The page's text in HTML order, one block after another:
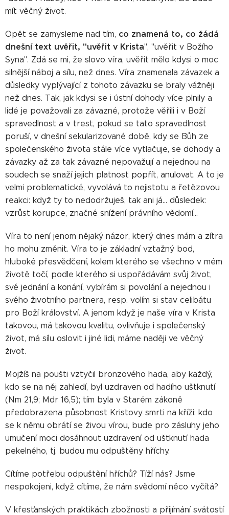
mít věčný život.
Opět se zamysleme nad tím, co znamená to, co žádá
dnešní text uvěřit, "uvěřit v Krista", "uvěřit v Božího
Syna". Zdá se mi, že slovo víra, uvěřit mělo kdysi o moc
silnější náboj a sílu, než dnes. Víra znamenala závazek a
důsledky vyplývající z tohoto závazku se braly vážněji
než dnes. Tak, jak kdysi se i ústní dohody více plnily a
lidé je považovali za závazné, protože věřili i v Boží
spravedlnost a v trest, pokud se tato spravedlnost
poruší, v dnešní sekularizované době, kdy se Bůh ze
společenského života stále více vytlačuje, se dohody a
závazky až za tak závazné nepovažují a nejednou na
soudech se snaží jejich platnost popřít, anulovat. A to je
velmi problematické, vyvolává to nejistotu a řetězovou
reakci: když ty to nedodržuješ, tak ani já... důsledek:
vzrůst korupce, značné snížení právního vědomí...
Víra to není jenom nějaký názor, který dnes mám a zítra
ho mohu změnit. Víra to je základní vztažný bod,
hluboké přesvědčení, kolem kterého se všechno v mém
životě točí, podle kterého si uspořádávám svůj život,
své jednání a konání, vybírám si povolání a nejednou i
svého životního partnera, resp. volím si stav celibátu
pro Boží království. A jenom když je naše víra v Krista
takovou, má takovou kvalitu, ovlivňuje i společenský
život, má sílu oslovit i jiné lidi, máme naději ve věčný
život.
Mojžíš na poušti vztyčil bronzového hada, aby každý,
kdo se na něj zahledí, byl uzdraven od hadího uštknutí
(Nm 21,9; Mdr 16,5); tím byla v Starém zákoně
předobrazena působnost Kristovy smrti na kříži: kdo
se k němu obrátí se živou vírou, bude pro zásluhy jeho
umučení moci dosáhnout uzdravení od uštknutí hada
pekelného, tj. budou mu odpuštěny hříchy.
Cítíme potřebu odpuštění hříchů? Tíží nás? Jsme
nespokojeni, když cítíme, že nám svědomí něco vyčítá?
V křesťanských praktikách zbožnosti a přijímání svátostí